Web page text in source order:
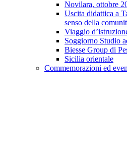
Novilara, ottobre
Uscita didattica a
senso della
Viaggio
Soggiorno Studio
Biesse Group di
Sicilia orientale
Commemorazioni ed